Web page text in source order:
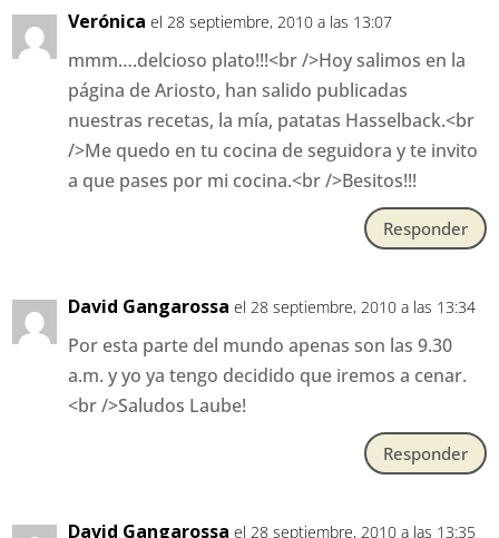
Verónica el 28 septiembre, 2010 a las 13:07
mmm….delcioso plato!!!<br />Hoy salimos en la
página de Ariosto, han salido publicadas
nuestras recetas, la mía, patatas Hasselback.<br
/>Me quedo en tu cocina de seguidora y te invito
a que pases por mi cocina.<br />Besitos!!!
Responder
David Gangarossa el 28 septiembre, 2010 a las 13:34
Por esta parte del mundo apenas son las 9.30
a.m. y yo ya tengo decidido que iremos a cenar.
<br />Saludos Laube!
Responder
David Gangarossa el 28 septiembre, 2010 a las 13:35